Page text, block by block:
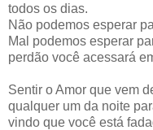
todos os dias.
Não podemos esperar
Mal podemos esperar
perdão você acessará
Sentir o Amor que vem
qualquer um da noite
vindo que você está